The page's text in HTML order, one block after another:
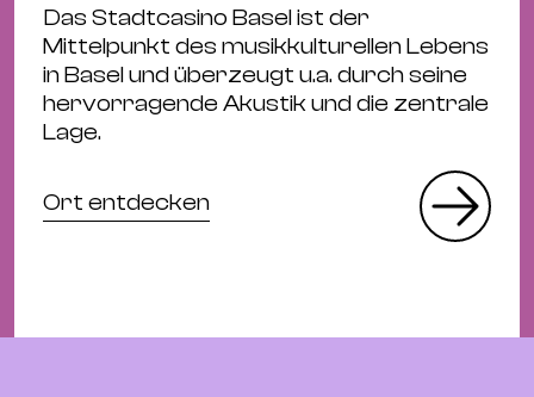
Das Stadtcasino Basel ist der
Mittelpunkt des musikkulturellen Lebens
in Basel und überzeugt u.a. durch seine
hervorragende Akustik und die zentrale
Lage.
Ort entdecken